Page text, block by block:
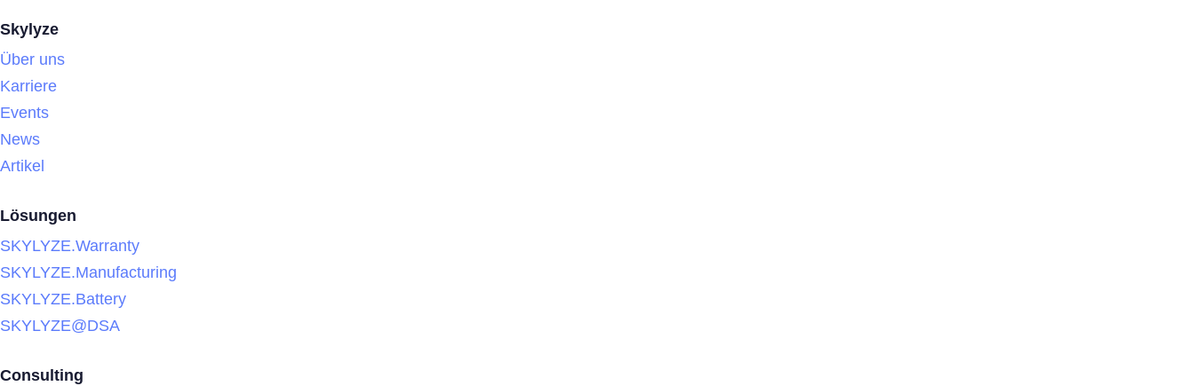
Skylyze
Über uns
Karriere
Events
News
Artikel
Lösungen
SKYLYZE.Warranty
SKYLYZE.Manufacturing
SKYLYZE.Battery
SKYLYZE@DSA
Consulting